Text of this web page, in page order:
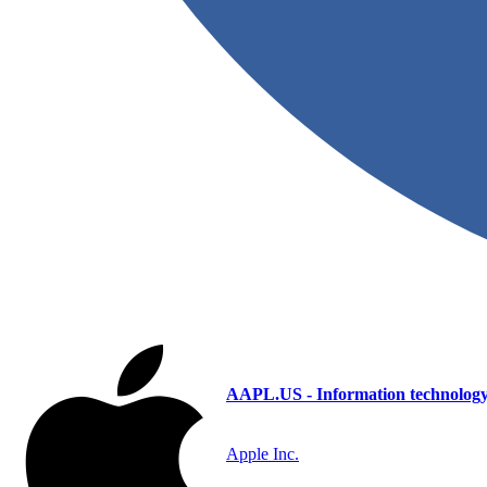
AAPL.US - Information
Apple Inc.